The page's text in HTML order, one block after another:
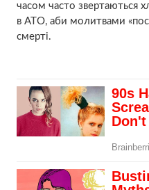
часом часто звертаються
в АТО, аби молитвами
смерті.